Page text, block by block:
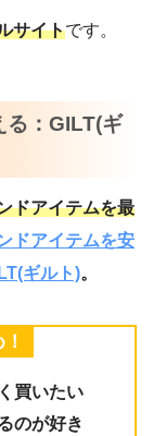
サイトです。
る：GILT(ギ
ドアイテムを最
ドアイテムを安
ギルト)。
買いたい
のが好き